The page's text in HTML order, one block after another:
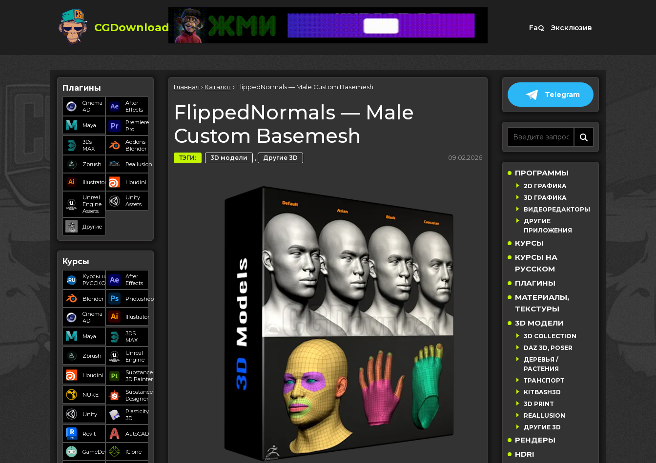
CGDownload FaQ Эксклюзив
Плагины
Cinema
4D
After
Effects
Maya
Premiere
Pro
3Ds
MAX
Addons
Blender
Zbrush Reallusion
Illustrator Houdini
Unreal
Engine
Assets
Unity
Assets
Другие
Курсы
Курсы на
РУССКОМ
After
Effects
Blender Photoshop
Cinema
4D
Illustrator
Maya
3DS
MAX
Zbrush
Unreal
Engine
Houdini
Substance
3D Painter
NUKE
Substance
Designer
Unity
Plasticity
3D
Revit AutoCAD
GameDev IClone
Главная › Каталог› FlippedNormals — Male Custom Basemesh
FlippedNormals — Male
Custom Basemesh
ТЭГИ: 3D модели , Другие 3D 09.02.2026
Telegram
ПРОГРАММЫ
2D ГРАФИКА
3D ГРАФИКА
ВИДЕОРЕДАКТОРЫ
ДРУГИЕ
ПРИЛОЖЕНИЯ
КУРСЫ
КУРСЫ НА
РУССКОМ
ПЛАГИНЫ
МАТЕРИАЛЫ,
ТЕКСТУРЫ
3D МОДЕЛИ
3D COLLECTION
DAZ 3D, POSER
ДЕРЕВЬЯ /
РАСТЕНИЯ
ТРАНСПОРТ
KITBASH3D
3D PRINT
REALLUSION
ДРУГИЕ 3D
РЕНДЕРЫ
HDRI